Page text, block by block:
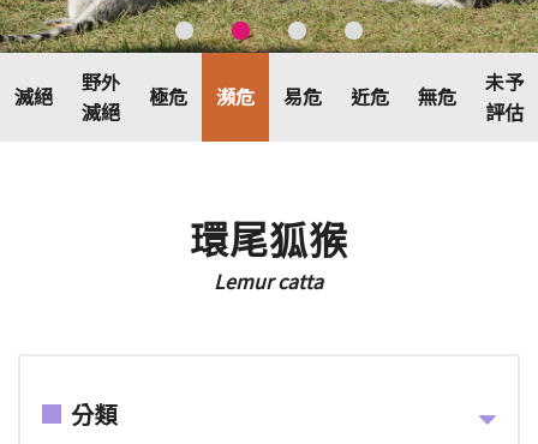
滅絕
野外
滅絕
極危 瀕危 易危 近危 無危
未予
評估
環尾狐猴
Lemur catta
分類